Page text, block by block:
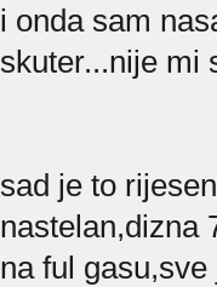
i onda sam
skuter...nije mi
sad je to
nastelan,dizna
na ful